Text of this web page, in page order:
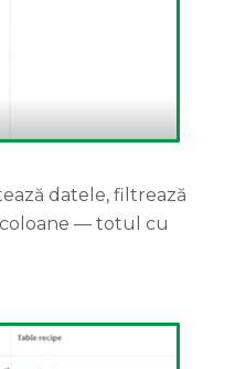
datele, filtrează
— totul cu